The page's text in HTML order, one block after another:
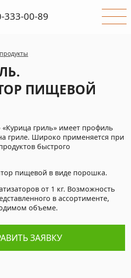
ПИЩЕВОЙ
гриль» имеет профиль
гриле. Широко применяется при
быстрого
пищевой в виде порошка.
от 1 кг. Возможность
в ассортименте,
объеме.
ЗАЯВКУ
333-00-89